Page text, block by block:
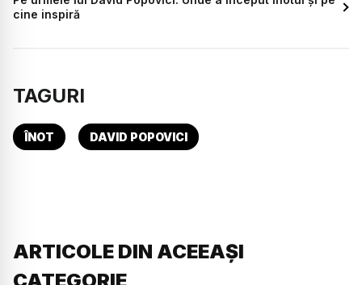
cine inspiră
TAGURI
ÎNOT DAVID POPOVICI
ARTICOLE DIN ACEEAȘI